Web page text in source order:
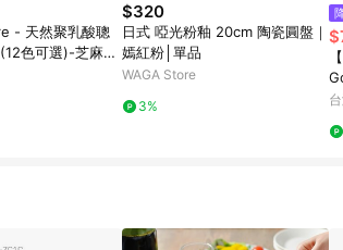
- 天然聚乳酸聰
色可選)-芝麻寧
$320
日式 啞光粉釉 20cm 陶瓷圓盤｜
嫣紅粉│單品
WAGA Store
3%